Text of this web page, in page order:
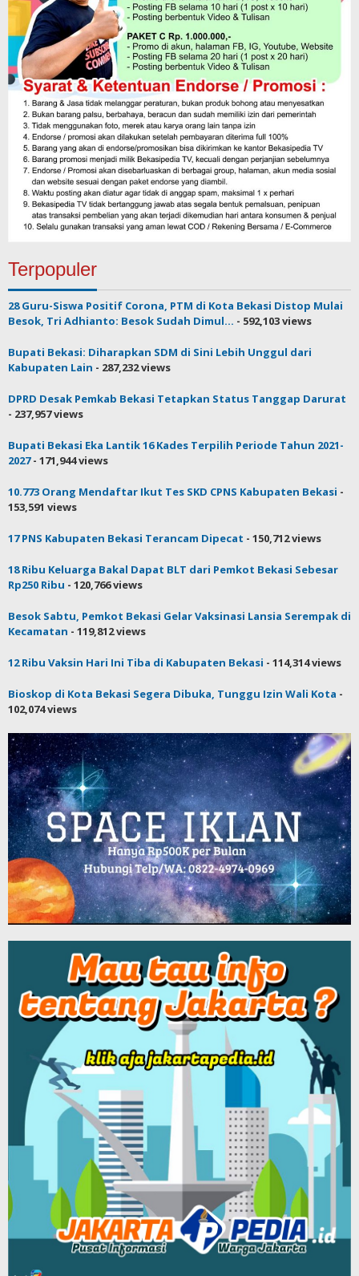
Terpopuler
28 Guru-Siswa Positif Corona, PTM di Kota Bekasi Distop Mulai
Besok, Tri Adhianto: Besok Sudah Dimul... - 592,103 views
Bupati Bekasi: Diharapkan SDM di Sini Lebih Unggul dari
Kabupaten Lain - 287,232 views
DPRD Desak Pemkab Bekasi Tetapkan Status Tanggap Darurat
- 237,957 views
Bupati Bekasi Eka Lantik 16 Kades Terpilih Periode Tahun 2021-
2027- 171,944 views
10.773 Orang Mendaftar Ikut Tes SKD CPNS Kabupaten Bekasi -
153,591 views
17 PNS Kabupaten Bekasi Terancam Dipecat - 150,712 views
18 Ribu Keluarga Bakal Dapat BLT dari Pemkot Bekasi Sebesar
Rp250 Ribu - 120,766 views
Besok Sabtu, Pemkot Bekasi Gelar Vaksinasi Lansia Serempak di
Kecamatan - 119,812 views
12 Ribu Vaksin Hari Ini Tiba di Kabupaten Bekasi - 114,314 views
Bioskop di Kota Bekasi Segera Dibuka, Tunggu Izin Wali Kota -
102,074 views